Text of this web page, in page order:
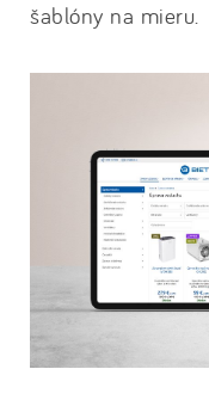
šablóny na mieru.